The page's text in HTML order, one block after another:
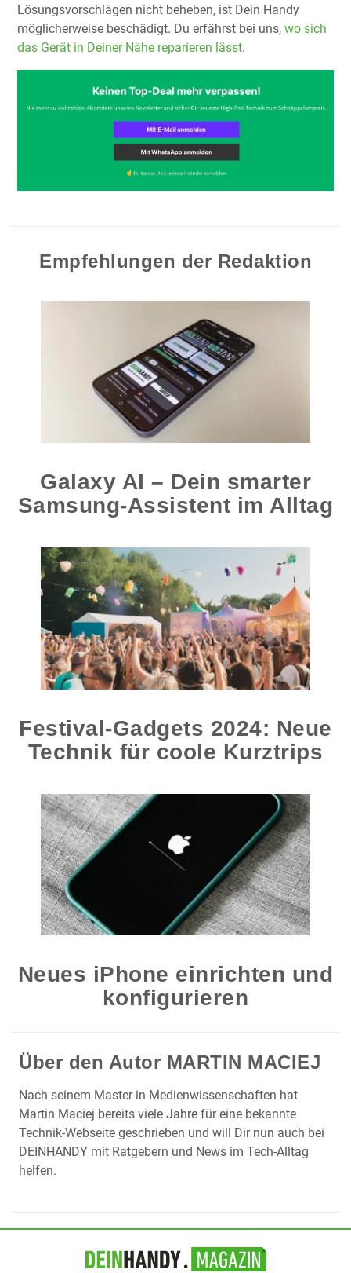
Lösungsvorschlägen nicht beheben, ist Dein Handy
möglicherweise beschädigt. Du erfährst bei uns, wo sich
das Gerät in Deiner Nähe reparieren lässt.
Empfehlungen der Redaktion
Galaxy AI – Dein smarter
Samsung-Assistent im Alltag
Festival-Gadgets 2024: Neue
Technik für coole Kurztrips
Neues iPhone einrichten und
konfigurieren
Über den Autor MARTIN MACIEJ
Nach seinem Master in Medienwissenschaften hat
Martin Maciej bereits viele Jahre für eine bekannte
Technik-Webseite geschrieben und will Dir nun auch bei
DEINHANDY mit Ratgebern und News im Tech-Alltag
helfen.